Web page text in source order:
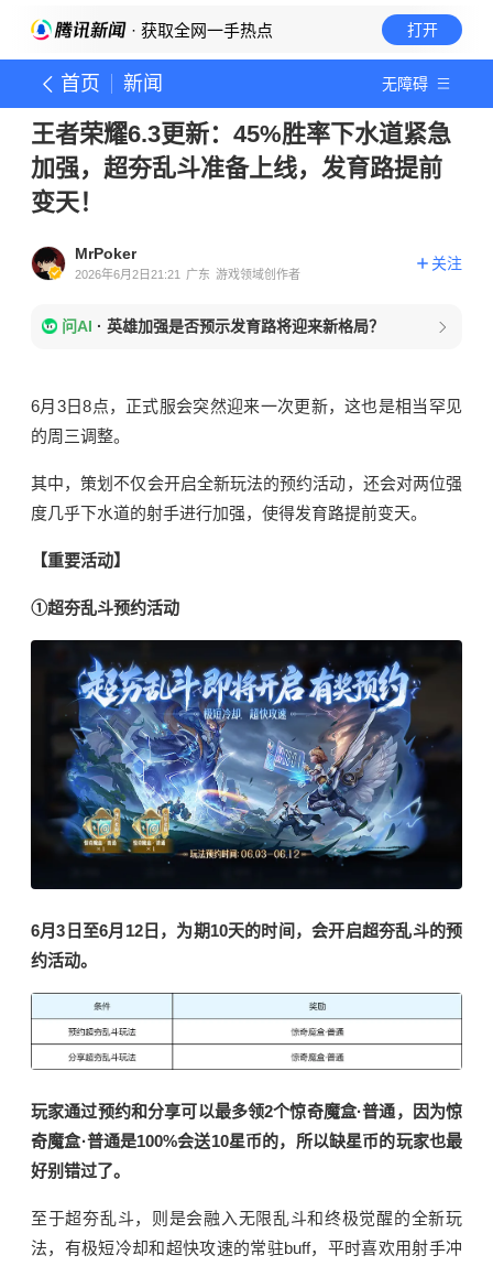
· 获取全网一手热点 打开
首页 新闻 无障碍
王者荣耀6.3更新：45%胜率下水道紧急
加强，超夯乱斗准备上线，发育路提前
变天！
MrPoker
2026年6月2日21:21 广东 游戏领域创作者
关注
问AI · 英雄加强是否预示发育路将迎来新格局？
6月3日8点，正式服会突然迎来一次更新，这也是相当罕见
的周三调整。
其中，策划不仅会开启全新玩法的预约活动，还会对两位强
度几乎下水道的射手进行加强，使得发育路提前变天。
【重要活动】
①超夯乱斗预约活动
6月3日至6月12日，为期10天的时间，会开启超夯乱斗的预
约活动。
玩家通过预约和分享可以最多领2个惊奇魔盒·普通，因为惊
奇魔盒·普通是100%会送10星币的，所以缺星币的玩家也最
好别错过了。
至于超夯乱斗，则是会融入无限乱斗和终极觉醒的全新玩
法，有极短冷却和超快攻速的常驻buff，平时喜欢用射手冲